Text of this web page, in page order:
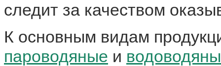
следит за качеством
К основным видам
пароводяные и